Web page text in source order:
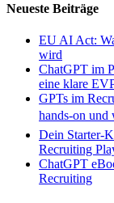
Neueste Beiträge
EU AI Act:
wird
ChatGPT im
eine klare
GPTs im
hands-on
Dein Starter-
Recruiting
ChatGPT
Recruiting